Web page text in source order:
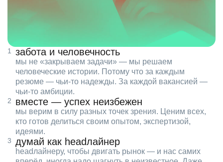
забота и человечность
мы не «закрываем задачи» — мы решаем
человеческие истории. Потому что за каждым
резюме — чьи‑то надежды. За каждой вакансией —
чьи‑то амбиции.
вместе — успех неизбежен
мы верим в силу разных точек зрения. Ценим всех,
кто готов делиться своим опытом, экспертизой,
идеями.
думай как headлайнер
headлайнеру, чтобы двигать рынок — и нас самих